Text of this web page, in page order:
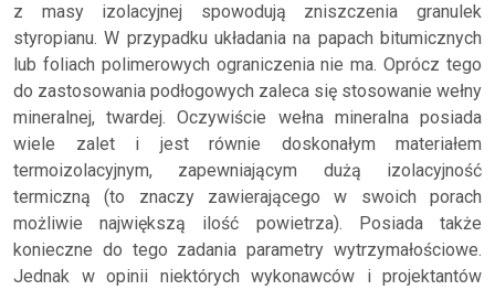
z masy izolacyjnej spowodują zniszczenia granulek
styropianu. W przypadku układania na papach bitumicznych
lub foliach polimerowych ograniczenia nie ma. Oprócz tego
do zastosowania podłogowych zaleca się stosowanie wełny
mineralnej, twardej. Oczywiście wełna mineralna posiada
wiele zalet i jest równie doskonałym materiałem
termoizolacyjnym, zapewniającym dużą izolacyjność
termiczną (to znaczy zawierającego w swoich porach
możliwie największą ilość powietrza). Posiada także
konieczne do tego zadania parametry wytrzymałościowe.
Jednak w opinii niektórych wykonawców i projektantów